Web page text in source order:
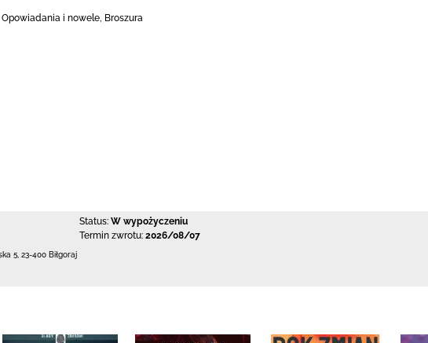
i nowele, Broszura
Status: W wypożyczeniu
Termin zwrotu: 2026/08/07
5 23-400 Biłgoraj